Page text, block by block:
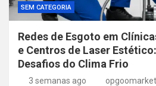
SEM CATEGORIA
Redes de Esgoto em
e Centros de Laser
Desafios do Clima Frio
3 semanas ago